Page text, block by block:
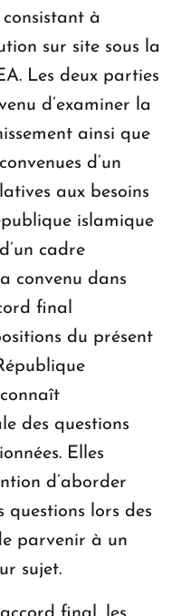
à
sur site sous la
Les deux parties
d’examiner la
ainsi que
d’un
aux besoins
islamique
cadre
convenu dans
final
du présent
des questions
Elles
d’aborder
questions lors des
parvenir à un
sujet.